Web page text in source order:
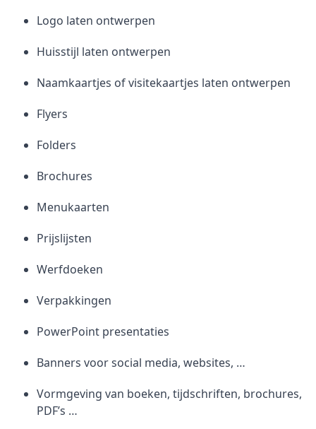
Logo laten ontwerpen
Huisstijl laten ontwerpen
Naamkaartjes of visitekaartjes laten ontwerpen
Flyers
Folders
Brochures
Menukaarten
Prijslijsten
Werfdoeken
Verpakkingen
PowerPoint presentaties
Banners voor social media, websites, …
Vormgeving van boeken, tijdschriften, brochures,
PDF’s …